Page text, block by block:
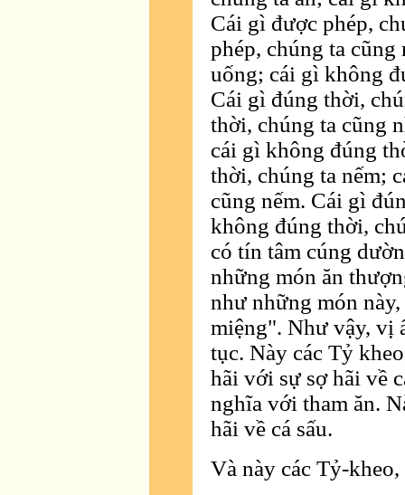
Cái gì được phép,
phép, chúng ta
uống; cái gì không
Cái gì đúng thời,
thời, chúng ta cũng
cái gì không đúng
thời, chúng ta nếm;
cũng nếm. Cái gì
không đúng thời,
có tín tâm cúng
những món ăn
như những món
miệng". Như vậy, vị
tục. Này các Tỷ
hãi với sự sợ hãi về
nghĩa với tham ăn.
hãi về cá sấu.
Và này các Tỷ-